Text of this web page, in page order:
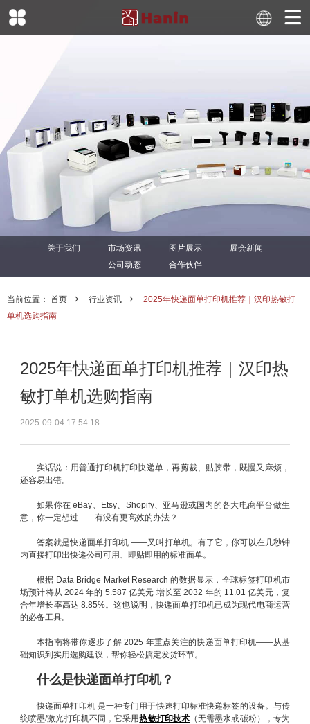
关于我们 市场资讯 图片展示
展会新闻
公司动态
合作伙伴
当前位置： 首页 行业资讯
2025年快递面单打印机推荐｜汉印热敏打
单机选购指南
2025年快递面单打印机推荐｜汉印热
敏打单机选购指南
2025-09-04 17:54:18
实话说：用普通打印机打印快递单，再剪裁、贴胶带，既慢又麻烦，
还容易出错。
如果你在 eBay、Etsy、Shopify、亚马逊或国内的各大电商平台做生
意，你一定想过——有没有更高效的办法？
答案就是快递面单打印机 ——又叫打单机。有了它，你可以在几秒钟
内直接打印出快递公司可用、即贴即用的标准面单。
根据 Data Bridge Market Research 的数据显示，全球标签打印机市
场预计将从 2024 年的 5.587 亿美元 增长至 2032 年的 11.01 亿美元，复
合年增长率高达 8.85%。这也说明，快递面单打印机已成为现代电商运营
的必备工具。
本指南将带你逐步了解 2025 年重点关注的快递面单打印机——从基
础知识到实用选购建议，帮你轻松搞定发货环节。
什么是快递面单打印机？
快递面单打印机 是一种专门用于快速打印标准快递标签的设备。与传
统喷墨/激光打印机不同，它采用热敏打印技术（无需墨水或碳粉），专为